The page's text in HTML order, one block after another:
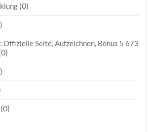
(0)
Seite, Aufzeichnen, Bonus 5 673
(0)